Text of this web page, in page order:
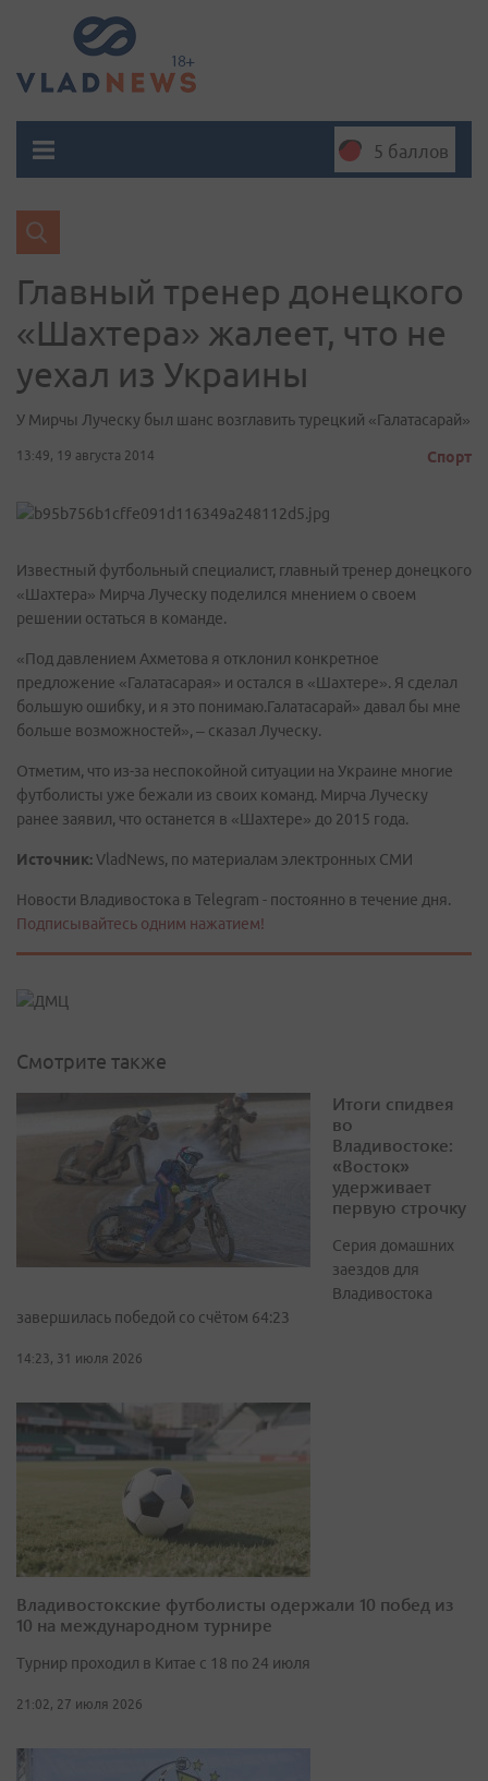
5 баллов
Главный тренер донецкого
«Шахтера» жалеет, что не
уехал из Украины
У Мирчы Луческу был шанс возглавить турецкий «Галатасарай»
13:49, 19 августа 2014 Спорт
Известный футбольный специалист, главный тренер донецкого
«Шахтера» Мирча Луческу поделился мнением о своем
решении остаться в команде.
«Под давлением Ахметова я отклонил конкретное
предложение «Галатасарая» и остался в «Шахтере». Я сделал
большую ошибку, и я это понимаю.Галатасарай» давал бы мне
больше возможностей», – сказал Луческу.
Отметим, что из-за неспокойной ситуации на Украине многие
футболисты уже бежали из своих команд. Мирча Луческу
ранее заявил, что останется в «Шахтере» до 2015 года.
Источник:VladNews, по материалам электронных СМИ
Новости Владивостока в Telegram - постоянно в течение дня.
Подписывайтесь одним нажатием!
Смотрите также
Итоги спидвея
во
Владивостоке:
«Восток»
удерживает
первую строчку
Серия домашних
заездов для
Владивостока
завершилась победой со счётом 64:23
14:23, 31 июля 2026
Владивостокские футболисты одержали 10 побед из
10 на международном турнире
Турнир проходил в Китае с 18 по 24 июля
21:02, 27 июля 2026